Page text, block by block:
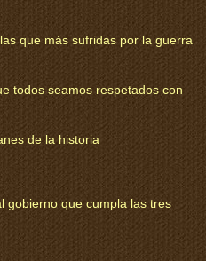
que más sufridas por la guerra
todos seamos respetados con
de la historia
gobierno que cumpla las tres